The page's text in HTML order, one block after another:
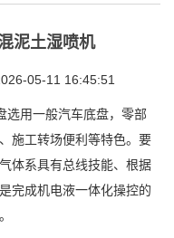
泥土湿喷机
05-11 16:45:51
用一般汽车底盘，零部
施工转场便利等特色。要
体系具有总线技能、根据
完成机电液一体化操控的